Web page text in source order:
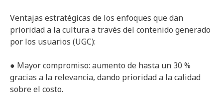
Ventajas estratégicas de los enfoques que dan
prioridad a la cultura a través del contenido generado
por los usuarios (UGC):
● Mayor compromiso: aumento de hasta un 30 %
gracias a la relevancia, dando prioridad a la calidad
sobre el costo.